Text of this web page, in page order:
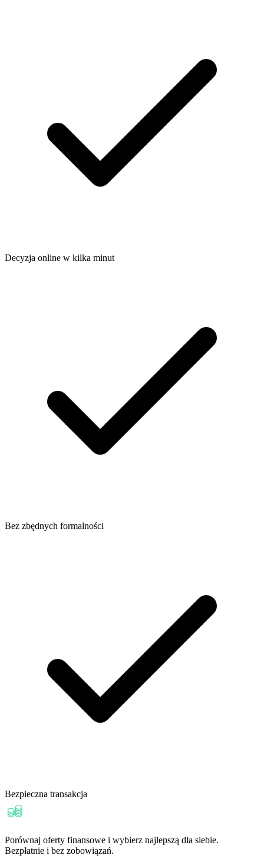
Decyzja online w kilka minut
Bez zbędnych formalności
Bezpieczna transakcja
Porównaj oferty finansowe i wybierz najlepszą dla siebie.
Bezpłatnie i bez zobowiązań.